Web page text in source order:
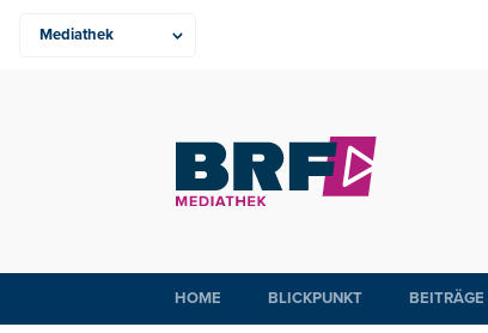
HOME BLICKPUNKT BEITRÄGE